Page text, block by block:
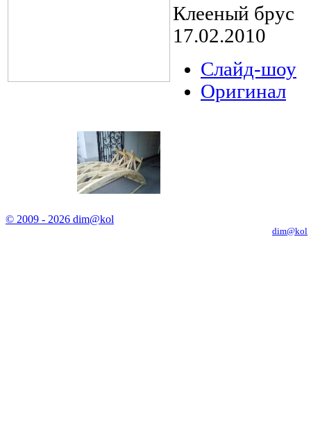
Клееный брус
17.02.2010
Слайд-шоу
Оригинал
© 2009 - 2026 dim@kol
dim@kol